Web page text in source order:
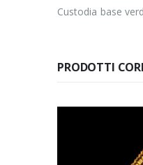
Custodia base
PRODOTTI